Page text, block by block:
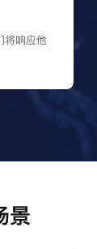
将响应他
景